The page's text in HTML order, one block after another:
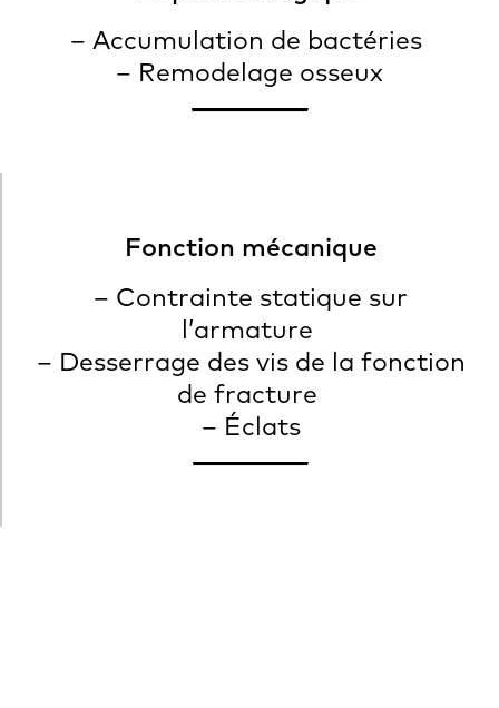
– Accumulation de bactéries
– Remodelage osseux
Fonction mécanique
– Contrainte statique sur
l’armature
– Desserrage des vis de la fonction
de fracture
– Éclats